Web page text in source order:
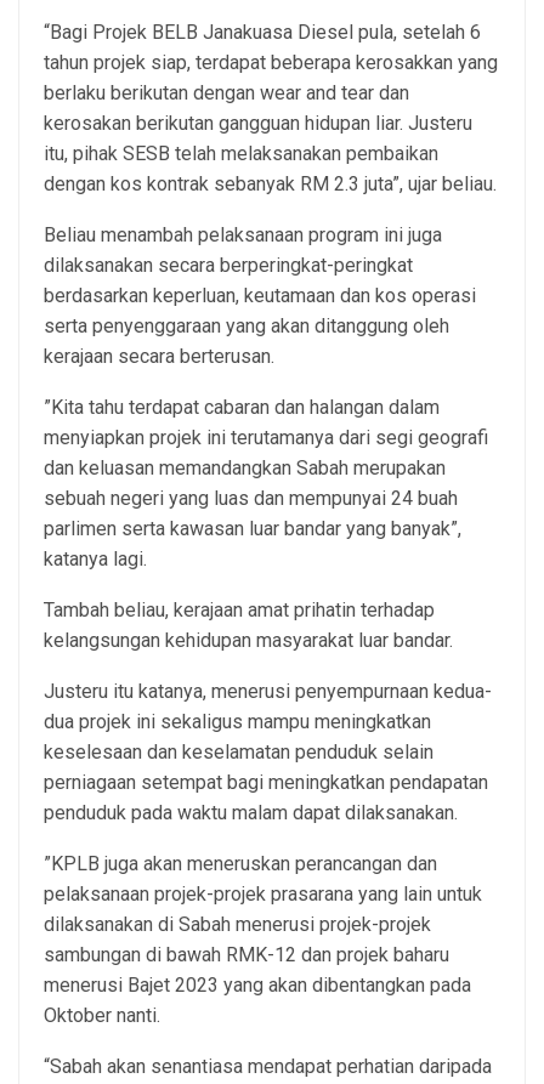
“Bagi Projek BELB Janakuasa Diesel pula, setelah 6
tahun projek siap, terdapat beberapa kerosakkan yang
berlaku berikutan dengan wear and tear dan
kerosakan berikutan gangguan hidupan liar. Justeru
itu, pihak SESB telah melaksanakan pembaikan
dengan kos kontrak sebanyak RM 2.3 juta”, ujar beliau.
Beliau menambah pelaksanaan program ini juga
dilaksanakan secara berperingkat-peringkat
berdasarkan keperluan, keutamaan dan kos operasi
serta penyenggaraan yang akan ditanggung oleh
kerajaan secara berterusan.
”Kita tahu terdapat cabaran dan halangan dalam
menyiapkan projek ini terutamanya dari segi geografi
dan keluasan memandangkan Sabah merupakan
sebuah negeri yang luas dan mempunyai 24 buah
parlimen serta kawasan luar bandar yang banyak”,
katanya lagi.
Tambah beliau, kerajaan amat prihatin terhadap
kelangsungan kehidupan masyarakat luar bandar.
Justeru itu katanya, menerusi penyempurnaan kedua-
dua projek ini sekaligus mampu meningkatkan
keselesaan dan keselamatan penduduk selain
perniagaan setempat bagi meningkatkan pendapatan
penduduk pada waktu malam dapat dilaksanakan.
”KPLB juga akan meneruskan perancangan dan
pelaksanaan projek-projek prasarana yang lain untuk
dilaksanakan di Sabah menerusi projek-projek
sambungan di bawah RMK-12 dan projek baharu
menerusi Bajet 2023 yang akan dibentangkan pada
Oktober nanti.
“Sabah akan senantiasa mendapat perhatian daripada